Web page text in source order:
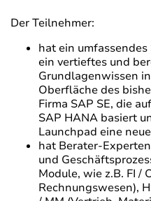
Der Teilnehmer:
hat ein
ein vertieftes und
Grundlagenwissen
Oberfläche des
Firma SAP SE, die
SAP HANA basiert
Launchpad eine
hat Berater-
und
Module, wie z.B. FI /
Rechnungswesen),